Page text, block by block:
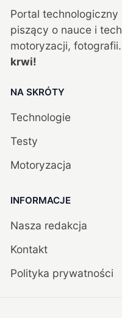
Portal technologiczny
piszący o nauce i
motoryzacji, fotografii.
krwi!
NA SKRÓTY
Technologie
Testy
Motoryzacja
INFORMACJE
Nasza redakcja
Kontakt
Polityka prywatności